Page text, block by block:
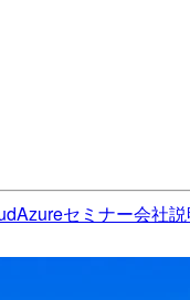
Azureセミナー会社